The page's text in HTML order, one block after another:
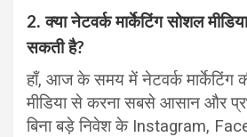
2. क्या नेटवर्क मार्केटिंग सोशल
सकती है?
हाँ, आज के समय में नेटवर्क
मीडिया से करना सबसे आसान और
बिना बड़े निवेश के Instagram,